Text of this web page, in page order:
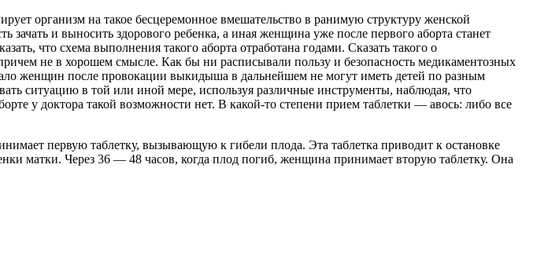
организм на такое бесцеремонное вмешательство в ранимую структуру женской
и выносить здорового ребенка, а иная женщина уже после первого аборта станет
что схема выполнения такого аборта отработана годами. Сказать такого о
не в хорошем смысле. Как бы ни расписывали пользу и безопасность медикаментозных
женщин после провокации выкидыша в дальнейшем не могут иметь детей по разным
ситуацию в той или иной мере, используя различные инструменты, наблюдая, что
у доктора такой возможности нет. В какой-то степени прием таблетки — авось: либо все
первую таблетку, вызывающую к гибели плода. Эта таблетка приводит к остановке
матки. Через 36 — 48 часов, когда плод погиб, женщина принимает вторую таблетку. Она